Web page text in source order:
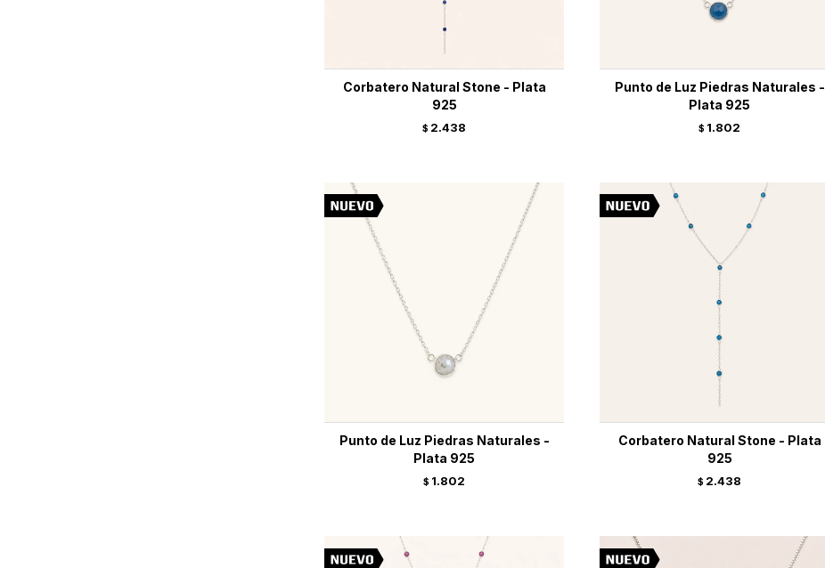
Corbatero Natural Stone - Plata
925
$ 2.438
Punto de Luz Piedras Naturales -
Plata 925
$ 1.802
Punto de Luz Piedras Naturales -
Plata 925
$ 1.802
Corbatero Natural Stone - Plata
925
$ 2.438